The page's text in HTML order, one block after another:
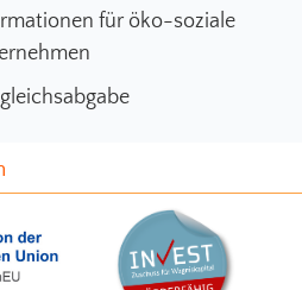
für öko-soziale